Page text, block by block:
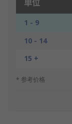
单位
1 - 9
10 - 14
15 +
* 参考价格